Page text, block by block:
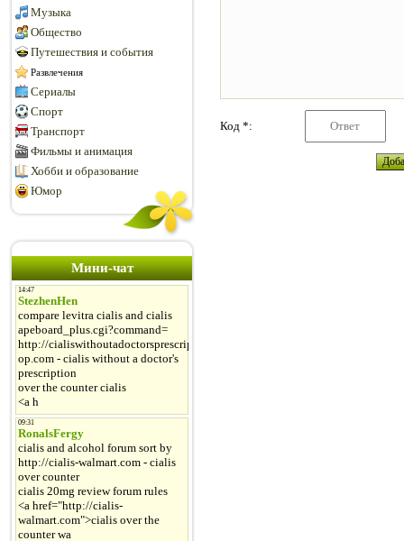
Музыка
Общество
Путешествия и события
Развлечения
Сериалы
Спорт
Транспорт
Фильмы и анимация
Хобби и образование
Юмор
Мини-чат
Код *: